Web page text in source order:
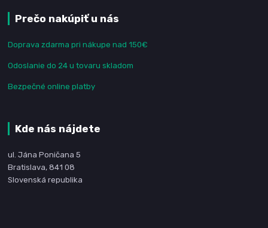
Prečo nakúpiť u nás
Doprava zdarma pri nákupe nad 150€
Odoslanie do 24 u tovaru skladom
Bezpečné online platby
Kde nás nájdete
ul. Jána Poničana 5
Bratislava, 841 08
Slovenská republika